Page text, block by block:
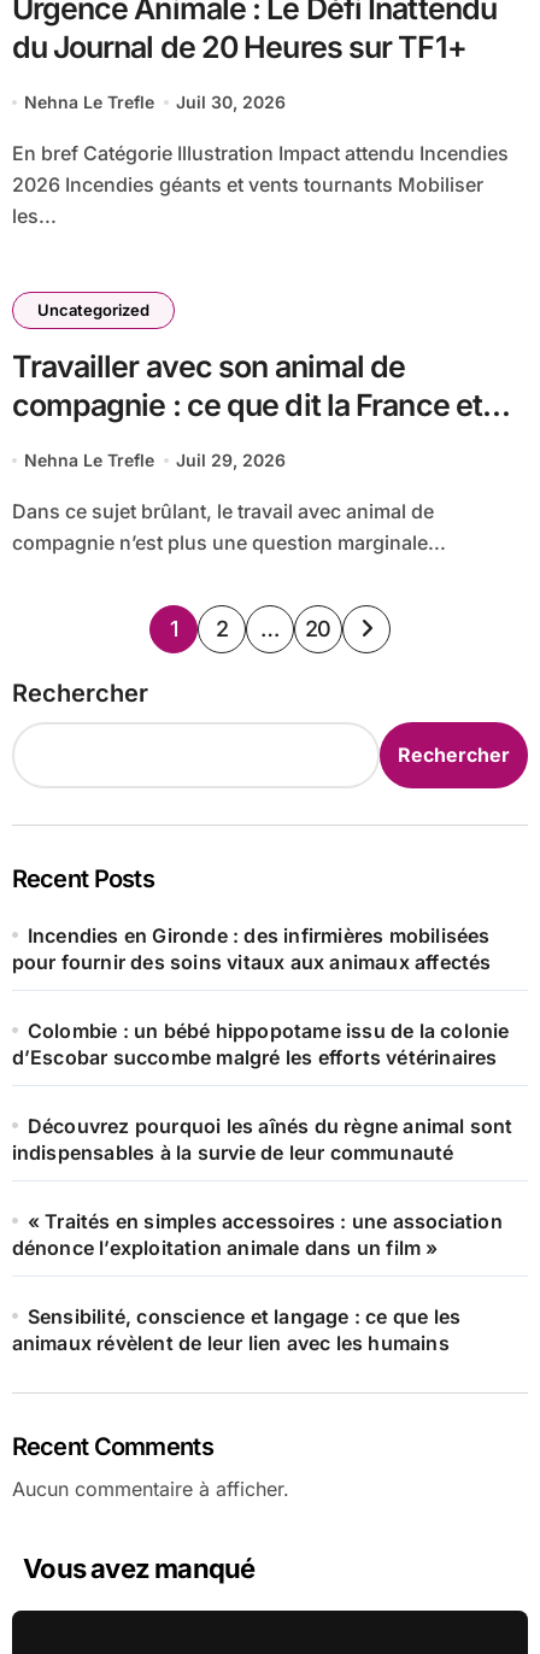
Urgence Animale : Le Défi Inattendu
du Journal de 20 Heures sur TF1+
Nehna Le Trefle Juil 30, 2026
En bref Catégorie Illustration Impact attendu Incendies
2026 Incendies géants et vents tournants Mobiliser
les...
Uncategorized
Travailler avec son animal de
compagnie : ce que dit la France et
les pays les plus accueillants
Nehna Le Trefle Juil 29, 2026
Dans ce sujet brûlant, le travail avec animal de
compagnie n’est plus une question marginale...
Pagination
1 2 … 20
Rechercher
Rechercher
Recent Posts
Incendies en Gironde : des infirmières mobilisées
pour fournir des soins vitaux aux animaux affectés
Colombie : un bébé hippopotame issu de la colonie
d’Escobar succombe malgré les efforts vétérinaires
Découvrez pourquoi les aînés du règne animal sont
indispensables à la survie de leur communauté
« Traités en simples accessoires : une association
dénonce l’exploitation animale dans un film »
Sensibilité, conscience et langage : ce que les
animaux révèlent de leur lien avec les humains
Recent Comments
Aucun commentaire à afficher.
Vous avez manqué